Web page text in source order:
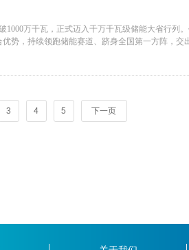
；
万千瓦，正式迈入千万千瓦级储能大省行列
势，持续领跑储能赛道、跻身全国第一方阵，交
3 4 5 下一页